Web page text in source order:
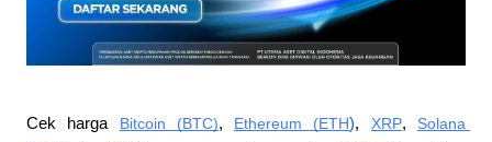
Cek harga Bitcoin (BTC), Ethereum (ETH), XRP, Solana